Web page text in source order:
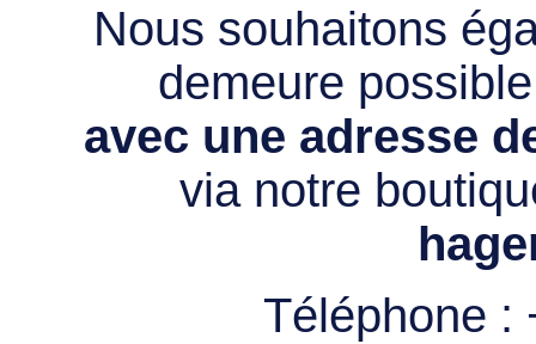
Nous souhaitons
demeure
avec une adresse
via notre
Téléphone :